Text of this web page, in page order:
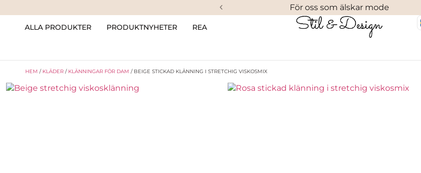
För oss som älskar mode
ALLA PRODUKTER PRODUKTNYHETER REA
HEM / KLÄDER / KLÄNNINGAR FÖR DAM / BEIGE STICKAD KLÄNNING I STRETCHIG VISKOSMIX